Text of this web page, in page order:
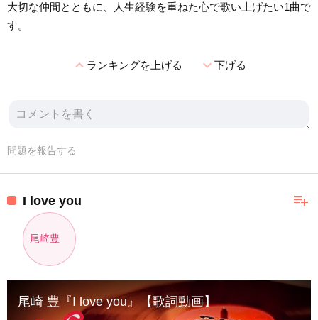
大切な仲間とともに、人生経験を重ねた心で歌い上げたい1曲で
す。
expand_lessランキングを上げる expand_more下げる
問題を報告する
playlist_add
I love you
尾崎豊
尾崎 豊『I love you』【歌詞動画】